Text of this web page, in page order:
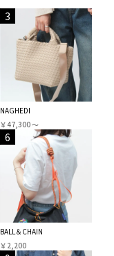
3
NAGHEDI
￥47,300 〜
6
BALL＆CHAIN
￥2,200